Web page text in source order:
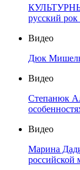
русский рок
Видео
Дюк Мишель
Видео
Степанюк
Видео
Марина
российской